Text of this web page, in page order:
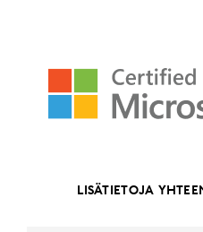
LISÄTIETOJA